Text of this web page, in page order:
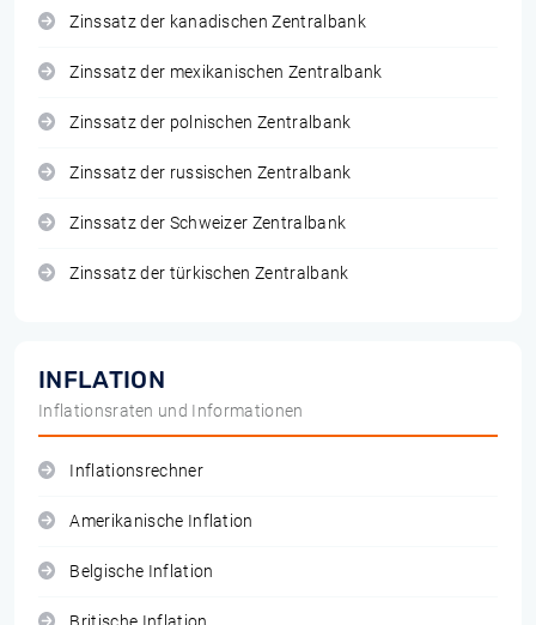
Zinssatz der kanadischen Zentralbank
Zinssatz der mexikanischen Zentralbank
Zinssatz der polnischen Zentralbank
Zinssatz der russischen Zentralbank
Zinssatz der Schweizer Zentralbank
Zinssatz der türkischen Zentralbank
INFLATION
Inflationsraten und Informationen
Inflationsrechner
Amerikanische Inflation
Belgische Inflation